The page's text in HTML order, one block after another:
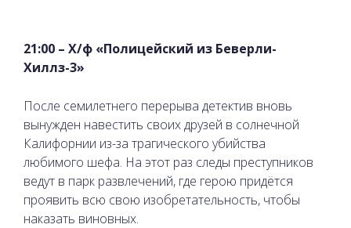
21:00 – Х/ф «Полицейский из Беверли-
Хиллз-3»
После семилетнего перерыва детектив вновь
вынужден навестить своих друзей в солнечной
Калифорнии из-за трагического убийства
любимого шефа. На этот раз следы преступников
ведут в парк развлечений, где герою придётся
проявить всю свою изобретательность, чтобы
наказать виновных.